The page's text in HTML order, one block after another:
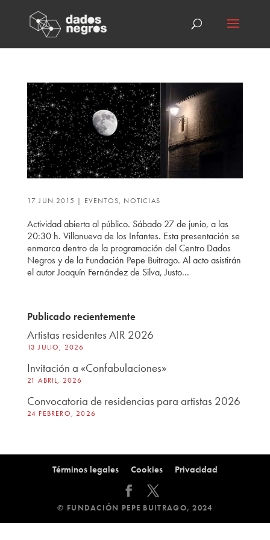
17 JUN 2015 | EVENTOS, NOTICIAS
Actividad abierta al público. Sábado 27 de junio, a las
20:30 h. Villanueva de los Infantes. Esta presentación se
enmarca dentro de la programación del Centro Dados
Negros y de la Fundación Pepe Buitrago. Al acto asistirán
el autor Joaquín Fernández de Silva, Justo...
Publicado recientemente
Artistas residentes AIR 2026
13 JULIO, 2026
Invitación a «Confabulaciones»
21 ABRIL, 2026
Convocatoria de residencias para artistas 2026
24 FEBRERO, 2026
Términos legales Cookies Privacidad
© FUNDACIÓN PEPE BUITRAGO, 2024